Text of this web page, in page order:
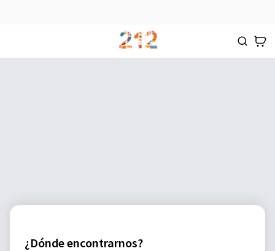
¿Dónde encontrarnos?